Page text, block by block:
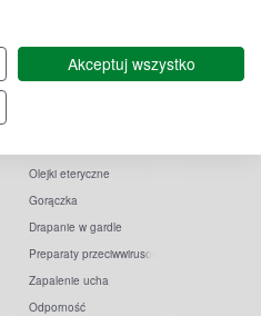
Akceptuj wszystko
Krople do nosa
Olejki eteryczne
Gorączka
Drapanie w gardle
Preparaty przeciwwirusowe
Zapalenie ucha
Odporność